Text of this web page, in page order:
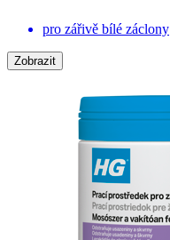
pro zářivě bílé záclony
Zobrazit